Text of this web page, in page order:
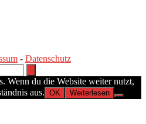
- Datenschutz
Wenn du die Website weiter nutzt,
aus. OK Weiterlesen